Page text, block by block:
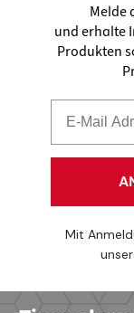
Melde
und erhalte
Produkten
Mit